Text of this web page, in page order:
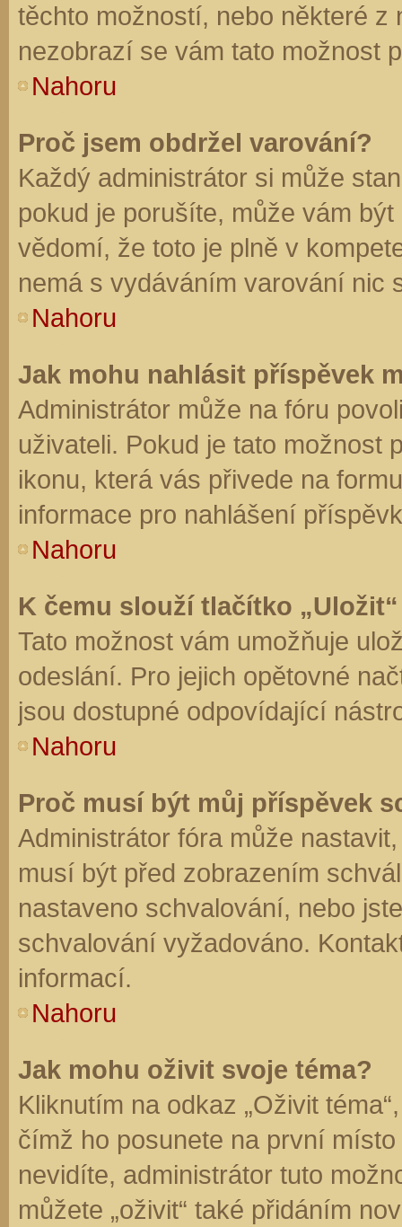
těchto možností, nebo některé z
nezobrazí se vám tato možnost
Nahoru
Proč jsem obdržel varování?
Každý administrátor si může
pokud je porušíte, může vám
vědomí, že toto je plně v
nemá s vydáváním varování nic
Nahoru
Jak mohu nahlásit příspěvek
Administrátor může na fóru
uživateli. Pokud je tato možnost
ikonu, která vás přivede na
informace pro nahlášení
Nahoru
K čemu slouží tlačítko
Tato možnost vám umožňuje
odeslání. Pro jejich opětovné
jsou dostupné odpovídající
Nahoru
Proč musí být můj příspěvek
Administrátor fóra může
musí být před zobrazením
nastaveno schvalování, nebo
schvalování vyžadováno.
informací.
Nahoru
Jak mohu oživit svoje téma?
Kliknutím na odkaz „Oživit
čímž ho posunete na první
nevidíte, administrátor tuto
můžete „oživit“ také přidáním